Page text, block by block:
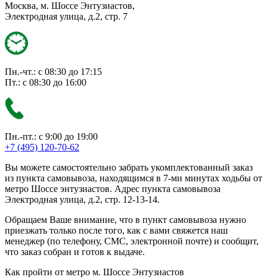
Москва, м. Шоссе Энтузиастов,
Электродная улица, д.2, стр. 7
Пн.-чт.: с 08:30 до 17:15
Пт.: с 08:30 до 16:00
Пн.-пт.: с 9:00 до 19:00
+7 (495) 120-70-62
Вы можете самостоятельно забрать укомплектованный заказ
из пункта самовывоза, находящимся в 7-ми минутах ходьбы от
метро Шоссе энтузиастов. Адрес пункта самовывоза
Электродная улица, д.2, стр. 12-13-14.
Обращаем Ваше внимание, что в пункт самовывоза нужно
приезжать только после того, как с вами свяжется наш
менеджер (по телефону, СМС, электронной почте) и сообщит,
что заказ собран и готов к выдаче.
Как пройти от метро м. Шоссе Энтузиастов